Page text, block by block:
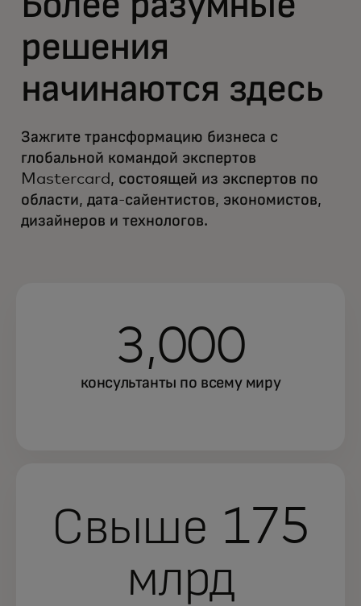
решения
начинаются здесь
Зажгите трансформацию бизнеса с
глобальной командой экспертов
Mastercard, состоящей из экспертов по
области, дата-сайентистов, экономистов,
дизайнеров и технологов.
3,000
консультанты по всему миру
Свыше 175
млрд